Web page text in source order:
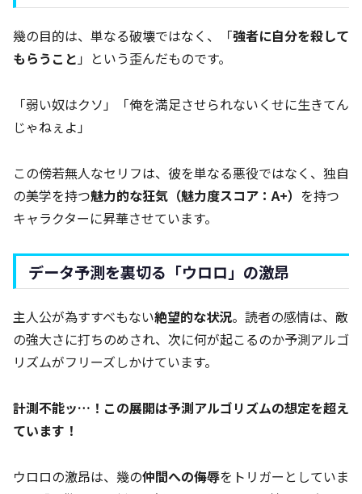
幾の目的は、単なる破壊ではなく、「強者に自分を殺して
もらうこと」という歪んだものです。
「弱い奴はクソ」「俺を満足させられないくせに生きてん
じゃねぇよ」
この傍若無人なセリフは、彼を単なる悪役ではなく、独自
の美学を持つ魅力的な狂気（魅力度スコア：A+） を持つ
キャラクターに昇華させています。
データ予測を裏切る「ウロロ」の激昂
主人公が為すすべもない絶望的な状況。読者の感情は、敵
の強大さに打ちのめされ、次に何が起こるのか予測アルゴ
リズムがフリーズしかけています。
計測不能ッ…！この展開は予測アルゴリズムの想定を超え
ています！
ウロロの激昂は、幾の仲間への侮辱をトリガーとしていま